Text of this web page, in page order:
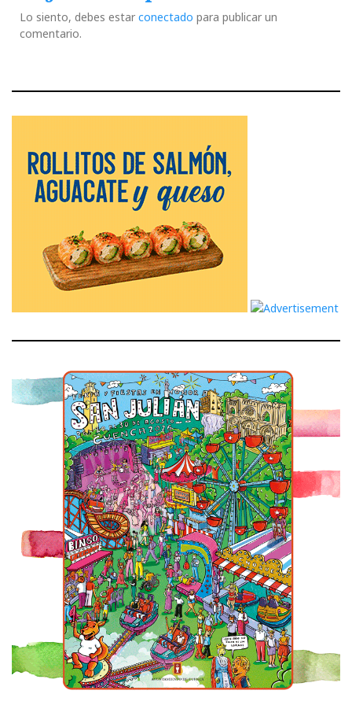
Lo siento, debes estar conectado para publicar un
comentario.